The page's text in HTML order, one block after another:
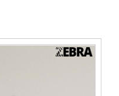
с връзки в бежов